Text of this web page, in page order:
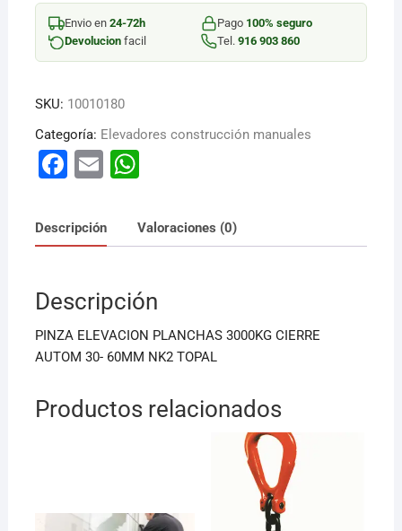
3000K
cantidadEnvio en 24-72h Pago 100% seguro
Devolucionfacil Tel. 916 903 860
SKU: 10010180
Categoría: Elevadores construcción manuales
F
c
e
o
o
k
E
ai
l
W
at
s
p
p
Descripción Valoraciones (0)
Descripción
PINZA ELEVACION PLANCHAS 3000KG CIERRE
AUTOM 30- 60MM NK2 TOPAL
Productos relacionados